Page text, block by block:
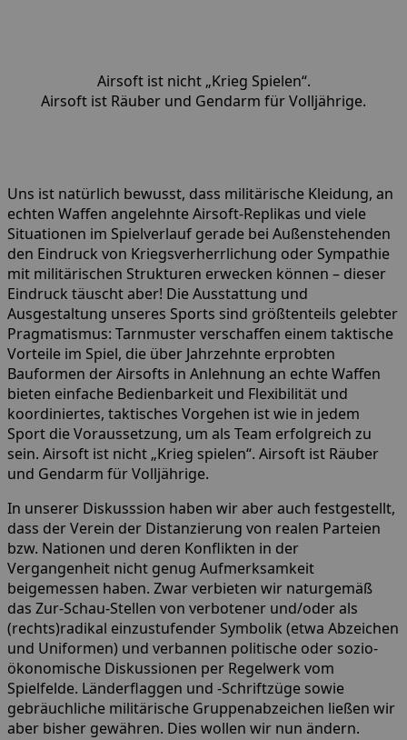
Airsoft ist nicht „Krieg Spielen“.
Airsoft ist Räuber und Gendarm für Volljährige.
Uns ist natürlich bewusst, dass militärische Kleidung, an
echten Waffen angelehnte Airsoft-Replikas und viele
Situationen im Spielverlauf gerade bei Außenstehenden
den Eindruck von Kriegsverherrlichung oder Sympathie
mit militärischen Strukturen erwecken können – dieser
Eindruck täuscht aber! Die Ausstattung und
Ausgestaltung unseres Sports sind größtenteils gelebter
Pragmatismus: Tarnmuster verschaffen einem taktische
Vorteile im Spiel, die über Jahrzehnte erprobten
Bauformen der Airsofts in Anlehnung an echte Waffen
bieten einfache Bedienbarkeit und Flexibilität und
koordiniertes, taktisches Vorgehen ist wie in jedem
Sport die Voraussetzung, um als Team erfolgreich zu
sein. Airsoft ist nicht „Krieg spielen“. Airsoft ist Räuber
und Gendarm für Volljährige.
In unserer Diskusssion haben wir aber auch festgestellt,
dass der Verein der Distanzierung von realen Parteien
bzw. Nationen und deren Konflikten in der
Vergangenheit nicht genug Aufmerksamkeit
beigemessen haben. Zwar verbieten wir naturgemäß
das Zur-Schau-Stellen von verbotener und/oder als
(rechts)radikal einzustufender Symbolik (etwa Abzeichen
und Uniformen) und verbannen politische oder sozio-
ökonomische Diskussionen per Regelwerk vom
Spielfelde. Länderflaggen und -Schriftzüge sowie
gebräuchliche militärische Gruppenabzeichen ließen wir
aber bisher gewähren. Dies wollen wir nun ändern.